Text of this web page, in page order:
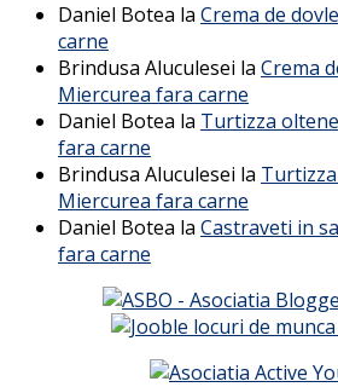
Daniel Botea la Crema de
carne
Brindusa Aluculesei la Crema
Miercurea fara carne
Daniel Botea la Turtizza
fara carne
Brindusa Aluculesei la
Miercurea fara carne
Daniel Botea la Castraveti in
fara carne